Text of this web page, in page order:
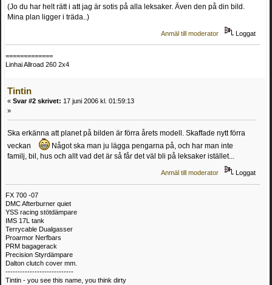
(Jo du har helt rätt i att jag är sotis på alla leksaker. Även den på din bild.
Mina plan ligger i träda..)
Anmäl till moderator Loggat
=============
Linhai Allroad 260 2x4
Tintin
« Svar #2 skrivet: 17 juni 2006 kl. 01:59:13
»
Ska erkänna att planet på bilden är förra årets modell. Skaffade nytt förra
veckan
Något ska man ju lägga pengarna på, och har man inte
familj, bil, hus och allt vad det är så får det väl bli på leksaker istället...
Anmäl till moderator Loggat
FX 700 -07
DMC Afterburner quiet
YSS racing stötdämpare
IMS 17L tank
Terrycable Dualgasser
Proarmor Nerfbars
PRM bagagerack
Precision Styrdämpare
Dalton clutch cover mm.
----------------------------
Tintin - you see this name, you think dirty